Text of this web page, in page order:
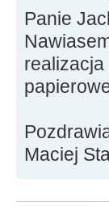
Panie
realizacja
Maciej